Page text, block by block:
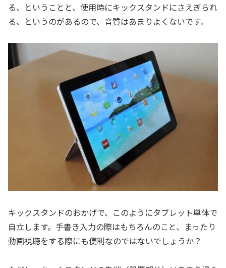
る、ということと、使用時にキックスタンドにさえぎられ
る、というのがあるので、音質はあまりよくないです。
キックスタンドのおかげで、このようにタブレット単体で
自立します。手書き入力の際はもちろんのこと、まったり
動画視聴をする際にも便利なのではないでしょうか？